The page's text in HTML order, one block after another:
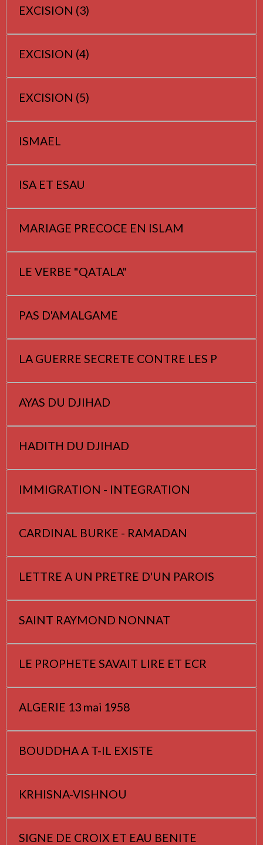
EXCISION (3)
EXCISION (4)
EXCISION (5)
ISMAEL
ISA ET ESAU
MARIAGE PRECOCE EN ISLAM
LE VERBE "QATALA"
PAS D'AMALGAME
LA GUERRE SECRETE CONTRE LES P
AYAS DU DJIHAD
HADITH DU DJIHAD
IMMIGRATION - INTEGRATION
CARDINAL BURKE - RAMADAN
LETTRE A UN PRETRE D'UN PAROIS
SAINT RAYMOND NONNAT
LE PROPHETE SAVAIT LIRE ET ECR
ALGERIE 13 mai 1958
BOUDDHA A T-IL EXISTE
KRHISNA-VISHNOU
SIGNE DE CROIX ET EAU BENITE